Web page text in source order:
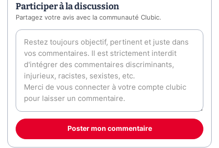
Participer à la discussion
Partagez votre avis avec la communauté Clubic.
Poster mon commentaire